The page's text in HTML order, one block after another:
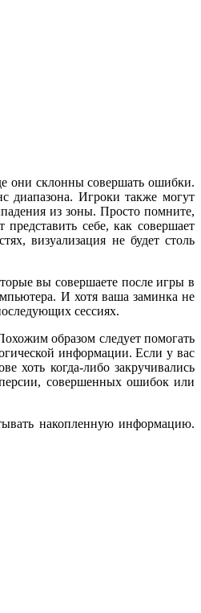
они склонны совершать ошибки.
диапазона. Игроки также могут
из зоны. Просто помните,
себе, как совершает
визуализация не будет столь
вы совершаете после игры в
И хотя ваша заминка не
сессиях.
образом следует помогать
информации. Если у вас
хоть когда-либо закручивались
совершенных ошибок или
накопленную информацию.